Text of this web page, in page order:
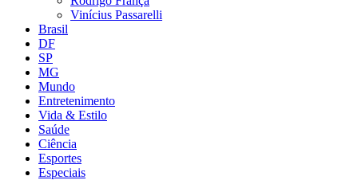
Vinícius Passarelli
Brasil
DF
SP
MG
Mundo
Entretenimento
Vida & Estilo
Saúde
Ciência
Esportes
Especiais